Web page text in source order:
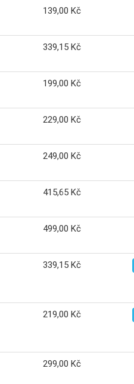
139,00 Kč
339,15 Kč
199,00 Kč
229,00 Kč
249,00 Kč
415,65 Kč
499,00 Kč
339,15 Kč
219,00 Kč
299,00 Kč